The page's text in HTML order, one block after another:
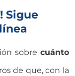
Sigue
sobre cuánto
de que, con la